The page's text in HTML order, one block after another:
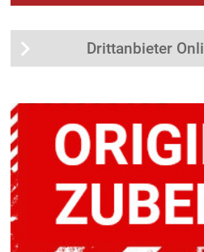
Drittanbieter